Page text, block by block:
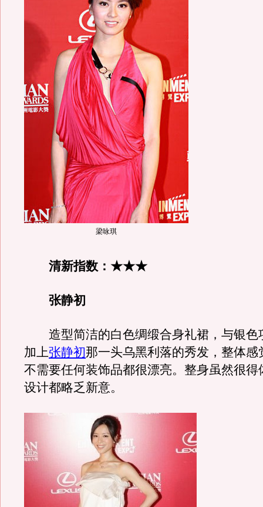
梁咏琪
清新指数：★★★
张静初
造型简洁的白色绸缎合身礼裙，与银色
加上张静初那一头乌黑利落的秀发，整体感
不需要任何装饰品都很漂亮。整身虽然很得
设计都略乏新意。